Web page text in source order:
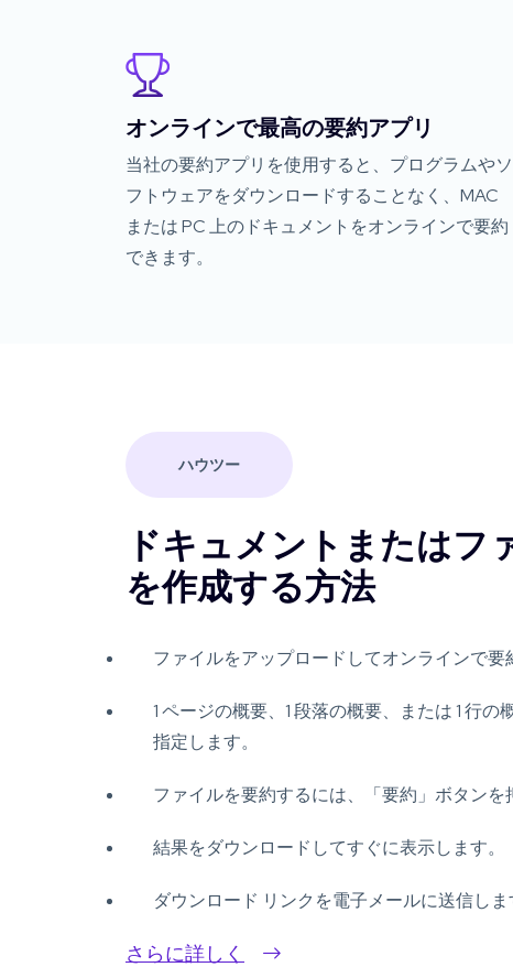
オンラインで最高の要約アプリ
当社の要約アプリを使用すると、プログラムやソ
フトウェアをダウンロードすることなく、MAC
または PC 上のドキュメントをオンラインで要約
できます。
ハウツー
ドキュメントまたはフ
を作成する方法
ファイルをアップロードしてオンラインで要
1 ページの概要、1 段落の概要、または 1 行
指定します。
ファイルを要約するには、「要約」ボタンを
結果をダウンロードしてすぐに表示します。
ダウンロード リンクを電子メールに送信しま
さらに詳しく